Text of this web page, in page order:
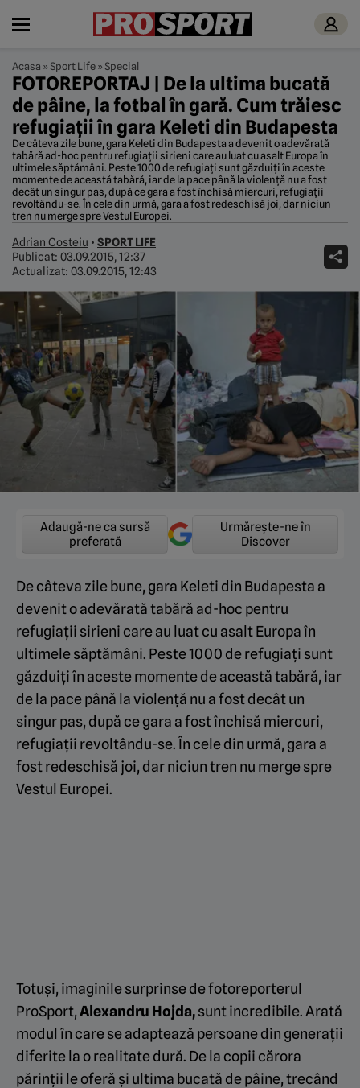
Acasa »Sport Life»Special
FOTOREPORTAJ | De la ultima bucată
de pâine, la fotbal în gară. Cum trăiesc
refugiații în gara Keleti din Budapesta
De câteva zile bune, gara Keleti din Budapesta a devenit o adevărată
tabără ad-hoc pentru refugiații sirieni care au luat cu asalt Europa în
ultimele săptămâni. Peste 1000 de refugiați sunt găzduiți în aceste
momente de această tabără, iar de la pace până la violență nu a fost
decât un singur pas, după ce gara a fost închisă miercuri, refugiații
revoltându-se. În cele din urmă, gara a fost redeschisă joi, dar niciun
tren nu merge spre Vestul Europei.
Adrian Costeiu • SPORT LIFE
Publicat: 03.09.2015, 12:37
Actualizat: 03.09.2015, 12:43
Adaugă-ne ca sursă
preferată
Urmărește-ne în
Discover
De câteva zile bune, gara Keleti din Budapesta a
devenit o adevărată tabără ad-hoc pentru
refugiații sirieni care au luat cu asalt Europa în
ultimele săptămâni. Peste 1000 de refugiați sunt
găzduiți în aceste momente de această tabără, iar
de la pace până la violență nu a fost decât un
singur pas, după ce gara a fost închisă miercuri,
refugiații revoltându-se. În cele din urmă, gara a
fost redeschisă joi, dar niciun tren nu merge spre
Vestul Europei.
Totuși, imaginile surprinse de fotoreporterul
ProSport,Alexandru Hojda,sunt incredibile. Arată
modul în care se adaptează persoane din generații
diferite la o realitate dură. De la copii cărora
părinții le oferă și ultima bucată de pâine, trecând